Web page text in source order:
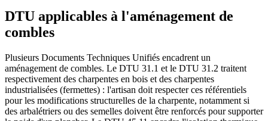
DTU applicables à l'aménagement de
combles
Plusieurs Documents Techniques Unifiés encadrent un
aménagement de combles. Le DTU 31.1 et le DTU 31.2 traitent
respectivement des charpentes en bois et des charpentes
industrialisées (fermettes) : l'artisan doit respecter ces référentiels
pour les modifications structurelles de la charpente, notamment si
des arbalétriers ou des semelles doivent être renforcés pour supporter